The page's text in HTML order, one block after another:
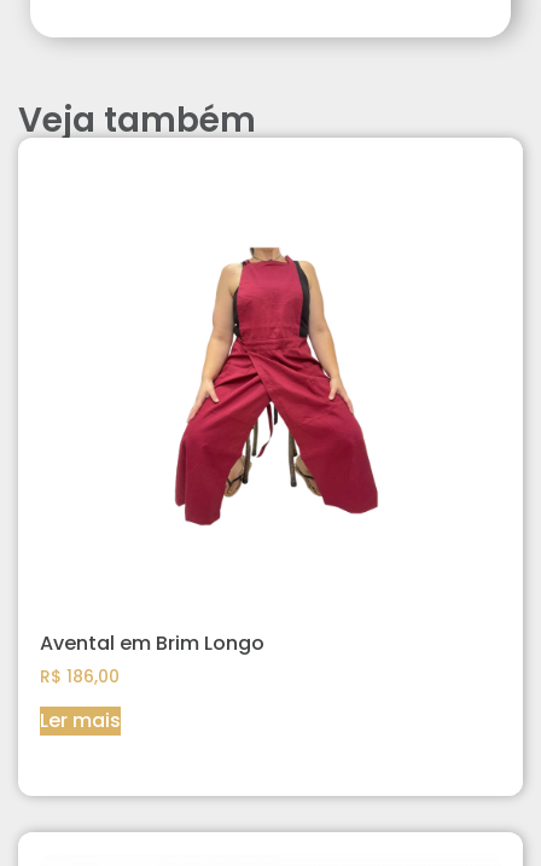
Veja também
Avental em Brim Longo
R$ 186,00
Ler mais